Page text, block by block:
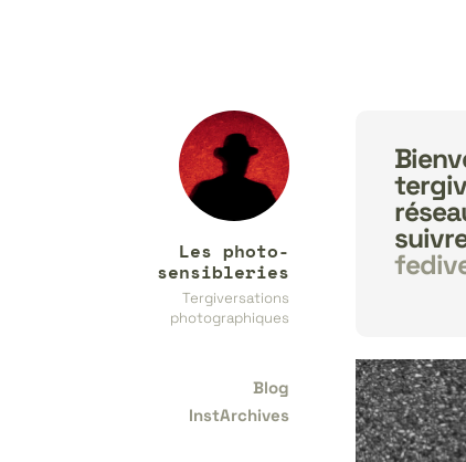
Les photo-
sensibleries
Tergiversations
photographiques
Blog
InstArchives